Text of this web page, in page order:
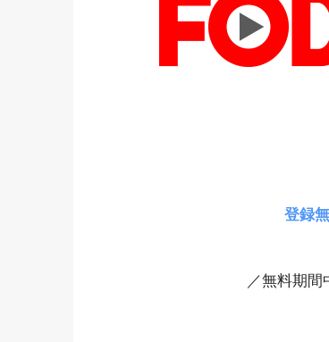
登録
／無料期間